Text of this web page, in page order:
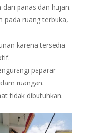
dari panas dan hujan.
pada ruang terbuka,
karena tersedia
paparan
ruangan.
tidak dibutuhkan.